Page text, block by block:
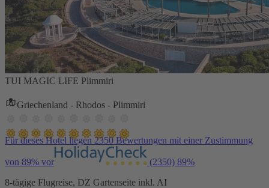
TUI MAGIC LIFE Plimmiri
Griechenland - Rhodos - Plimmiri
Für dieses Hotel liegen 2350 Bewertungen mit einer Zustimmung
von 89% vor (2350) 89%
8-tägige Flugreise, DZ Gartenseite inkl. AI